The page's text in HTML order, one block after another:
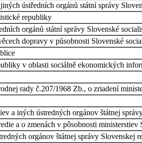
ústředních orgánů státní správy
republiky
orgánů státní správy Slovenské
dopravy v působnosti Slovenské
v oblasti sociálně ekonomických
rady č.207/1968 Zb., o zriadení
a iných ústredných orgánov štátnej
a o zmenách v pôsobnosti
orgánov štátnej správy Slovenskej